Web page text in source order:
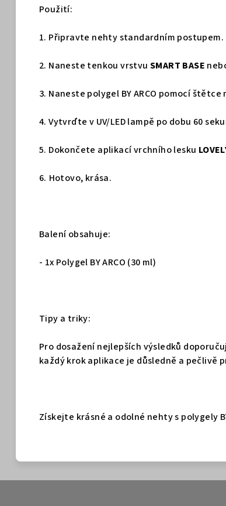
Použití:
1. Připravte nehty standardním postupem.
2. Naneste tenkou vrstvu SMART BASE
3. Naneste polygel BY ARCO pomocí
4. Vytvrďte v UV/LED lampě po dobu 60
5. Dokončete aplikací vrchního lesku
6. ⁠Hotovo, krása.
Balení obsahuje:
- 1x Polygel BY ARCO (30 ml)
Tipy a triky:
Pro dosažení nejlepších výsledků
každý krok aplikace je důsledně a pečlivě
Získejte krásné a odolné nehty s polygely